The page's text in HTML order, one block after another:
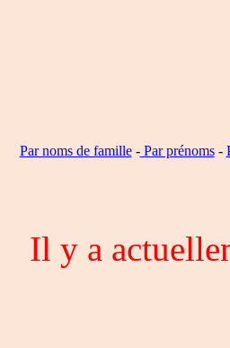
Par noms de famille-Par prénoms-
Il y a